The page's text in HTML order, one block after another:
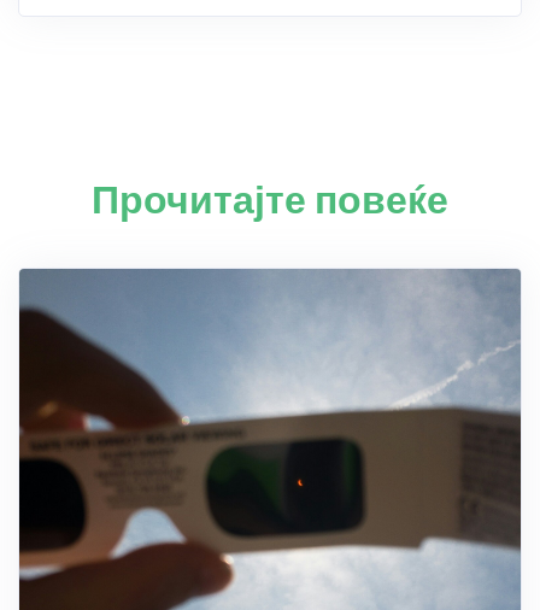
Прочитајте повеќе